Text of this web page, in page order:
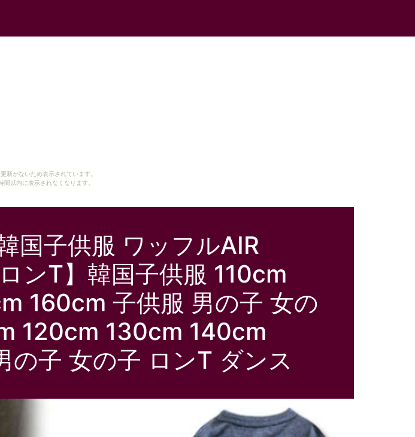
新がないため表示されています。
間以内に表示されなくなります。
国子供服 ワッフルAIR
ンT】韓国子供服 110cm
160cm 子供服 男の子 女の
120cm 130cm 140cm
子 女の子 ロンT ダンス